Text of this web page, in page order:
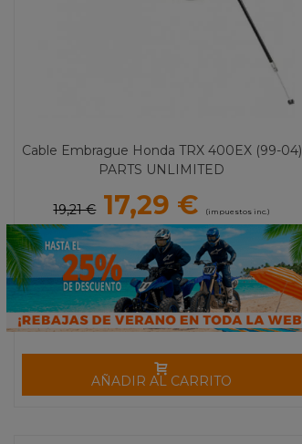
Cable Embrague Honda TRX 400EX (99-04)
PARTS UNLIMITED
19,21 € 17,29 € (impuestos inc.)
AÑADIR AL CARRITO